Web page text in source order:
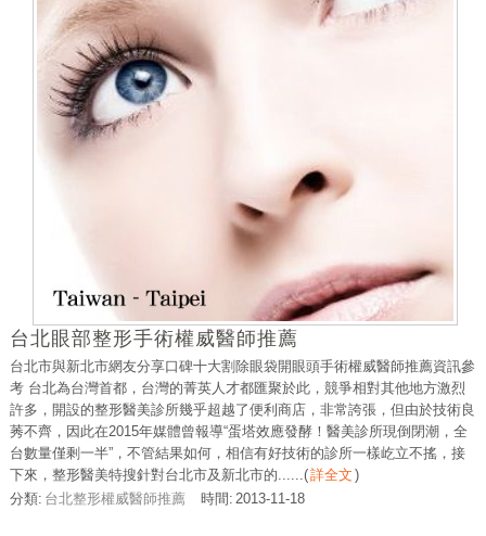
台北眼部整形手術權威醫師推薦
台北市與新北市網友分享口碑十大割除眼袋開眼頭手術權威醫師推薦資訊參
考 台北為台灣首都，台灣的菁英人才都匯聚於此，競爭相對其他地方激烈
許多，開設的整形醫美診所幾乎超越了便利商店，非常誇張，但由於技術良
莠不齊，因此在2015年媒體曾報導“蛋塔效應發酵！醫美診所現倒閉潮，全
台數量僅剩一半”，不管結果如何，相信有好技術的診所一樣屹立不搖，接
下來，整形醫美特搜針對台北市及新北市的......(詳全文 )
分類: 台北整形權威醫師推薦 時間: 2013-11-18